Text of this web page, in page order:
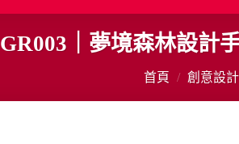
GR003｜夢境森林設計
首頁 / 創意設